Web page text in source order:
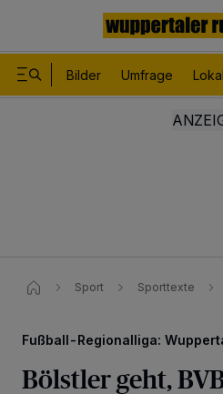
Bilder Umfrage
Sport Sporttexte
Fußball-Regionalliga:
Bölstler geht,